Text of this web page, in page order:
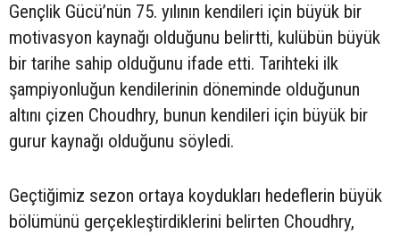
Gençlik Gücü’nün 75. yılının kendileri için büyük bir
motivasyon kaynağı olduğunu belirtti, kulübün büyük
bir tarihe sahip olduğunu ifade etti. Tarihteki ilk
şampiyonluğun kendilerinin döneminde olduğunun
altını çizen Choudhry, bunun kendileri için büyük bir
gurur kaynağı olduğunu söyledi.
Geçtiğimiz sezon ortaya koydukları hedeflerin büyük
bölümünü gerçekleştirdiklerini belirten Choudhry,